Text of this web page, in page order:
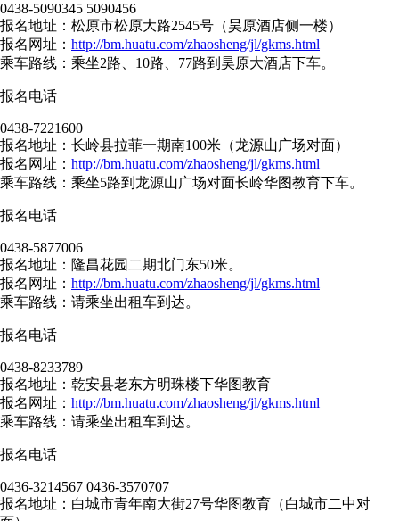
0438-5090345 5090456
报名地址：松原市松原大路2545号（昊原酒店侧一楼）
报名网址： http://bm.huatu.com/zhaosheng/jl/gkms.html
乘车路线：乘坐2路、10路、77路到昊原大酒店下车。
报名电话
0438-7221600
报名地址：长岭县拉菲一期南100米（龙源山广场对面）
报名网址： http://bm.huatu.com/zhaosheng/jl/gkms.html
乘车路线：乘坐5路到龙源山广场对面长岭华图教育下车。
报名电话
0438-5877006
报名地址：隆昌花园二期北门东50米。
报名网址： http://bm.huatu.com/zhaosheng/jl/gkms.html
乘车路线：请乘坐出租车到达。
报名电话
0438-8233789
报名地址：乾安县老东方明珠楼下华图教育
报名网址： http://bm.huatu.com/zhaosheng/jl/gkms.html
乘车路线：请乘坐出租车到达。
报名电话
0436-3214567 0436-3570707
报名地址：白城市青年南大街27号华图教育（白城市二中对